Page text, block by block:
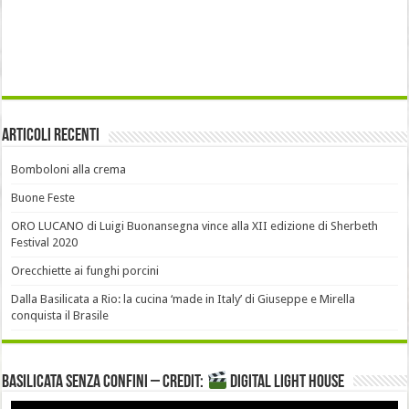
Articoli recenti
Bomboloni alla crema
Buone Feste
ORO LUCANO di Luigi Buonansegna vince alla XII edizione di Sherbeth
Festival 2020
Orecchiette ai funghi porcini
Dalla Basilicata a Rio: la cucina ‘made in Italy’ di Giuseppe e Mirella
conquista il Brasile
Basilicata senza confini – Credit: DIGITAL LIGHT HOUSE